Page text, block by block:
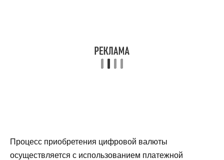
Процесс приобретения цифровой валюты
осуществляется с использованием платежной